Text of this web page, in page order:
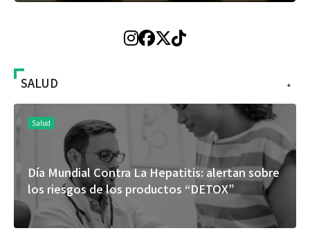
+
SALUD
Salud
Día Mundial Contra La Hepatitis: alertan sobre
los riesgos de los productos “DETOX”